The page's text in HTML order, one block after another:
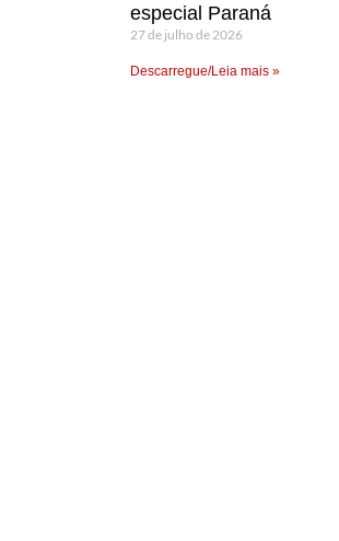
especial Paraná
27 de julho de 2026
Descarregue/Leia mais »